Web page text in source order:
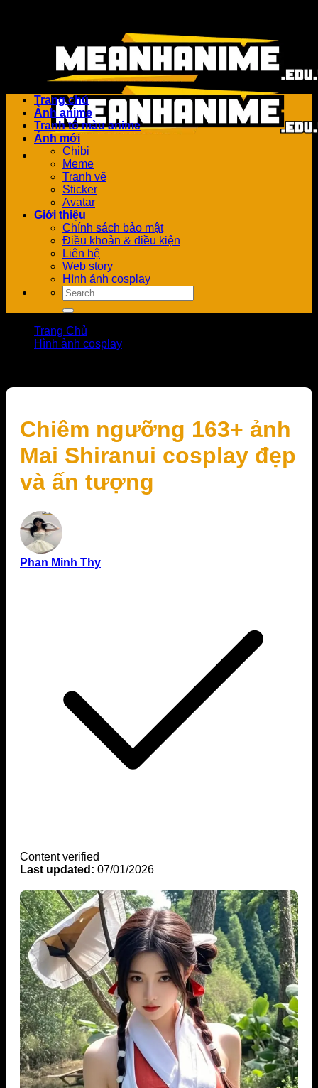
Trang chủ
Ảnh anime
Tranh tô màu anime
Ảnh mới
Chibi
Meme
Tranh vẽ
Sticker
Avatar
Giới thiệu
Chính sách bảo mật
Điều khoản & điều kiện
Liên hệ
Web story
Hình ảnh cosplay
Trang Chủ
Hình ảnh cosplay
Chiêm ngưỡng 163+ ảnh
Mai Shiranui cosplay đẹp
và ấn tượng
Phan Minh Thy
Content verified
Last updated: 07/01/2026